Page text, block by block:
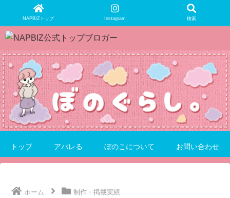
NAPBIZトップ Instagram 検索
トップ アパレる ぼのこについて お問い合わせ
ホーム 制作・掲載実績